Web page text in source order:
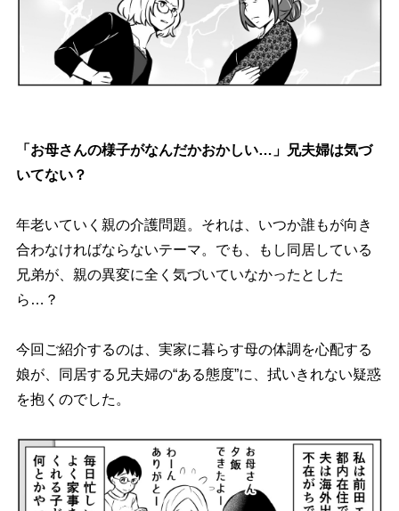
「お母さんの様子がなんだかおかしい…」兄夫婦は気づ
いてない？
年老いていく親の介護問題。それは、いつか誰もが向き
合わなければならないテーマ。でも、もし同居している
兄弟が、親の異変に全く気づいていなかったとした
ら…？
今回ご紹介するのは、実家に暮らす母の体調を心配する
娘が、同居する兄夫婦の“ある態度”に、拭いきれない疑惑
を抱くのでした。